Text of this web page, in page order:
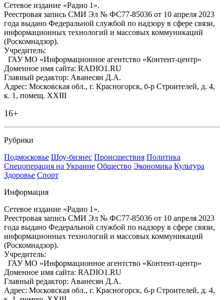
Сетевое издание «Радио 1».
Реестровая запись СМИ Эл № ФС77-85036 от 10 апреля 2023
года выдано Федеральной службой по надзору в сфере связи,
информационных технологий и массовых коммуникаций
(Роскомнадзор).
Учредитель:
ГАУ МО «Информационное агентство «Контент-центр»
Доменное имя сайта: RADIO1.RU
Главный редактор: Аванесян Д.А.
Адрес: Московская обл., г. Красногорск, б-р Строителей, д. 4,
к. 1, помещ. XXIII
16+
Рубрики
Подмосковье Шоу-бизнес Происшествия Политика
Спецоперация на Украине Общество Экономика Культура
Здоровье Спорт
Информация
Сетевое издание «Радио 1».
Реестровая запись СМИ Эл № ФС77-85036 от 10 апреля 2023
года выдано Федеральной службой по надзору в сфере связи,
информационных технологий и массовых коммуникаций
(Роскомнадзор).
Учредитель:
ГАУ МО «Информационное агентство «Контент-центр»
Доменное имя сайта: RADIO1.RU
Главный редактор: Аванесян Д.А.
Адрес: Московская обл., г. Красногорск, б-р Строителей, д. 4,